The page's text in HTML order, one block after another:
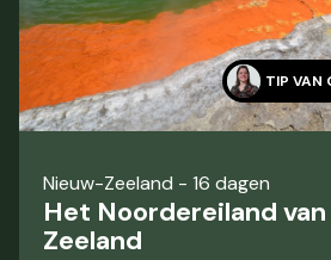
TIP VAN
Nieuw-Zeeland - 16 dagen
Het Noordereiland
Zeeland